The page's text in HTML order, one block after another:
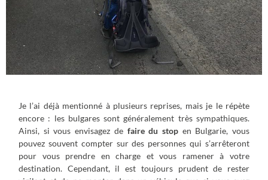
Je l’ai déjà mentionné à plusieurs reprises, mais je le répète
encore : les bulgares sont généralement très sympathiques.
Ainsi, si vous envisagez de faire du stopen Bulgarie, vous
pouvez souvent compter sur des personnes qui s’arrêteront
pour vous prendre en charge et vous ramener à votre
destination. Cependant, il est toujours prudent de rester